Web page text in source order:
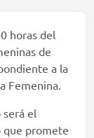
horas del
de
a la
Femenina.
el
que promete